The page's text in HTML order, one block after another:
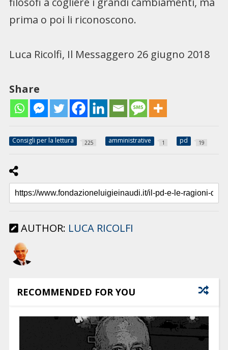
prima o poi li riconoscono.
Luca Ricolfi, Il Messaggero 26 giugno 2018
Share
Consigli per la lettura 225 amministrative 1 pd 19
AUTHOR: LUCA RICOLFI
RECOMMENDED FOR YOU